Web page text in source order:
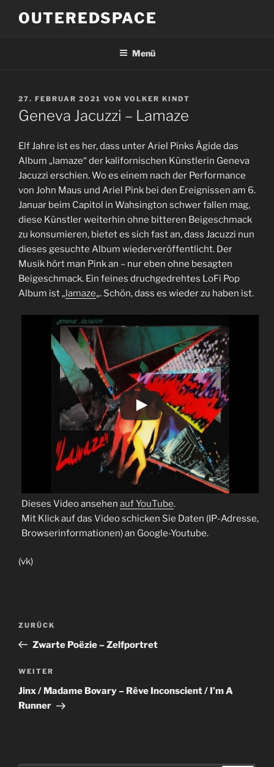
InhaltOUTEREDSPACE
Menü
VERÖFFENTLICHT
AM
27. FEBRUAR 2021 VON VOLKER KINDT
Geneva Jacuzzi – Lamaze
Elf Jahre ist es her, dass unter Ariel Pinks Ägide das
Album „lamaze“ der kalifornischen Künstlerin Geneva
Jacuzzi erschien. Wo es einem nach der Performance
von John Maus und Ariel Pink bei den Ereignissen am 6.
Januar beim Capitol in Wahsington schwer fallen mag,
diese Künstler weiterhin ohne bitteren Beigeschmack
zu konsumieren, bietet es sich fast an, dass Jacuzzi nun
dieses gesuchte Album wiederveröffentlicht. Der
Musik hört man Pink an – nur eben ohne besagten
Beigeschmack. Ein feines druchgedrehtes LoFi Pop
Album ist „lamaze„. Schön, dass es wieder zu haben ist.
Dieses Video ansehen auf YouTube.
Mit Klick auf das Video schicken Sie Daten (IP-Adresse,
Browserinformationen) an Google-Youtube.
(vk)
Beitragsnavigation
Vorheriger
Beitrag
ZURÜCK
Zwarte Poëzie – Zelfportret
Nächster
Beitrag
WEITER
Jinx / Madame Bovary – Rêve Inconscient / I’m A
Runner